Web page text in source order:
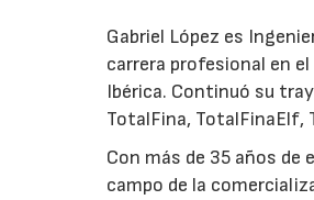
Gabriel López es
carrera profesional en
Ibérica. Continuó su
TotalFina, TotalFinaElf,
Con más de 35 años
campo de la